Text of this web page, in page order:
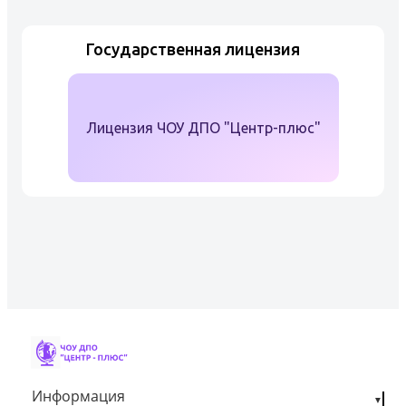
Государственная лицензия
Лицензия ЧОУ ДПО "Центр-плюс"
Информация